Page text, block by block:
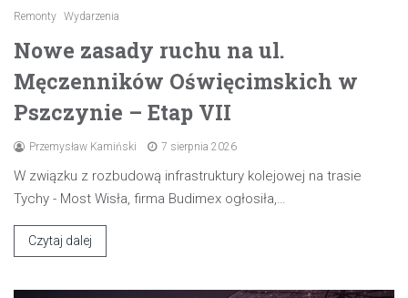
Remonty Wydarzenia
Nowe zasady ruchu na ul.
Męczenników Oświęcimskich w
Pszczynie – Etap VII
Przemysław Kamiński 7 sierpnia 2026
W związku z rozbudową infrastruktury kolejowej na trasie
Tychy - Most Wisła, firma Budimex ogłosiła,…
Czytaj dalej